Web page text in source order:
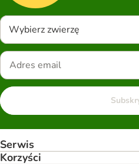
Wybierz zwierzę
Serwis
Korzyści